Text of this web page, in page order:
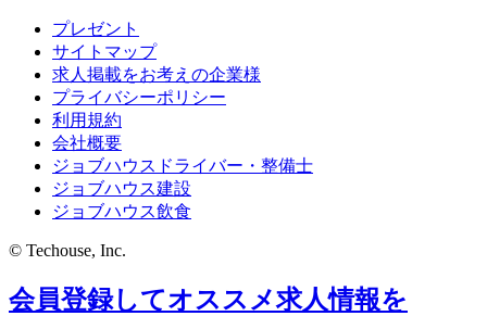
プレゼント
サイトマップ
求人掲載をお考えの企業様
プライバシーポリシー
利用規約
会社概要
ジョブハウスドライバー・整備士
ジョブハウス建設
ジョブハウス飲食
© Techouse, Inc.
会員登録してオススメ求人情報を